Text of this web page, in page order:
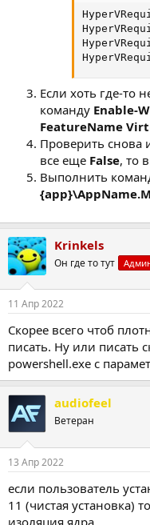
Если хоть где-то
команду Enable-
FeatureName
Проверить снова
все еще False, то
Выполнить
Krinkels
Он где то тут
11 Апр 2022
Скорее всего чтоб
писать. Ну или писать
powershell.exe с
audiofeel
Ветеран
13 Апр 2022
если пользователь
11 (чистая установка)
изоляция ядра